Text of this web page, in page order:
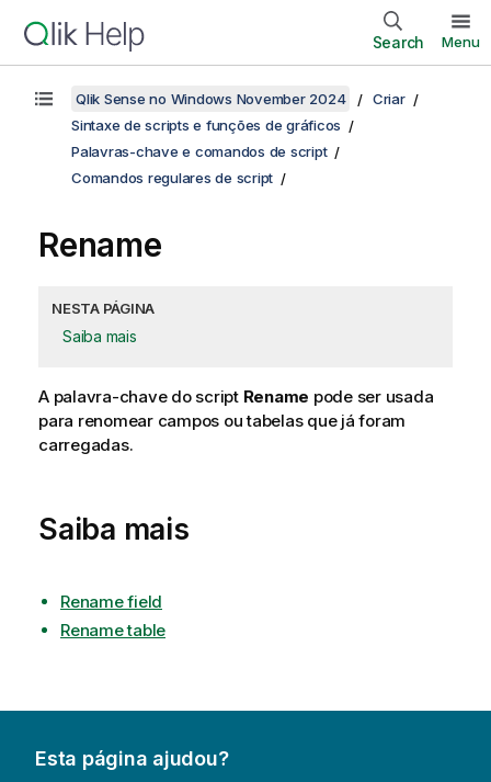
Search Menu
Qlik Sense no Windows November 2024
Criar
Sintaxe de scripts e funções de gráficos
Palavras-chave e comandos de script
Comandos regulares de script
Rename
NESTA PÁGINA
Saiba mais
A palavra-chave do script Rename pode ser usada
para renomear campos ou tabelas que já foram
carregadas.
Saiba mais
Rename field
Rename table
Esta página ajudou?